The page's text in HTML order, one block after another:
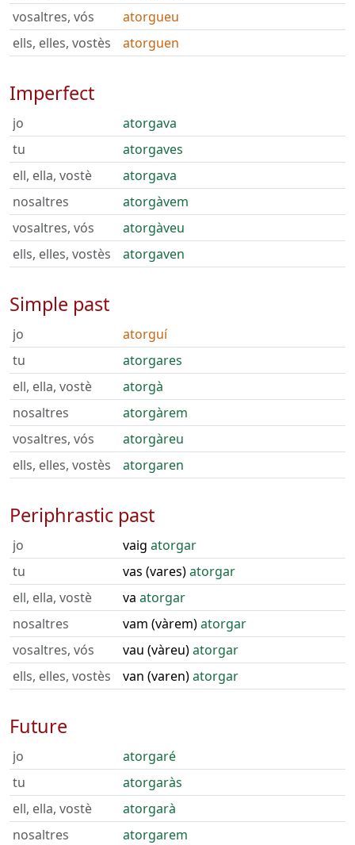
vosaltres, vós
atorgueu
ells, elles, vostès
atorguen
Imperfect
jo
atorgava
tu
atorgaves
ell, ella, vostè
atorgava
nosaltres
atorgàvem
vosaltres, vós
atorgàveu
ells, elles, vostès
atorgaven
Simple past
jo
atorguí
tu
atorgares
ell, ella, vostè
atorgà
nosaltres
atorgàrem
vosaltres, vós
atorgàreu
ells, elles, vostès
atorgaren
Periphrastic past
jo vaig atorgar
tu
vas (vares)atorgar
ell, ella, vostè
va atorgar
nosaltres
vam (vàrem)atorgar
vosaltres, vós
vau (vàreu)atorgar
ells, elles, vostès
van (varen)atorgar
Future
jo
atorgaré
tu
atorgaràs
ell, ella, vostè
atorgarà
nosaltres
atorgarem